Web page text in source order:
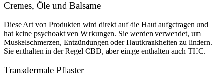
Cremes, Öle und Balsame
Diese Art von Produkten wird direkt auf die Haut aufgetragen und
hat keine psychoaktiven Wirkungen. Sie werden verwendet, um
Muskelschmerzen, Entzündungen oder Hautkrankheiten zu lindern.
Sie enthalten in der Regel CBD, aber einige enthalten auch THC.
Transdermale Pflaster